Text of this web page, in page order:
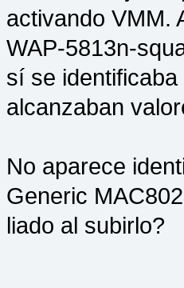
activando VMM.
WAP-5813n-
sí se
alcanzaban
No aparece
Generic
liado al subirlo?